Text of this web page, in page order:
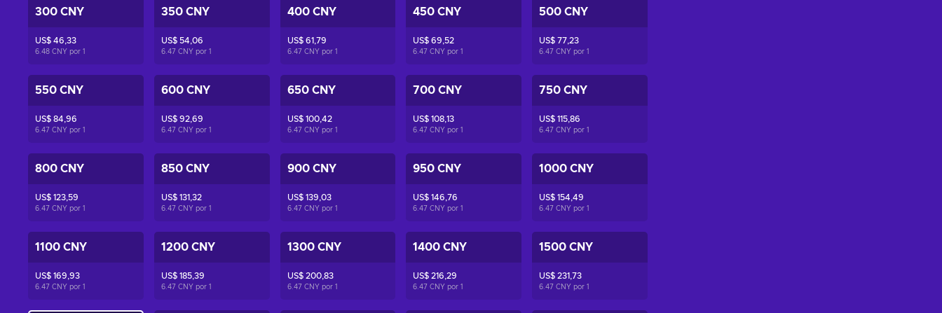
300 CNY
US$ 46,33
6.48 CNY por 1
350 CNY
US$ 54,06
6.47 CNY por 1
400 CNY
US$ 61,79
6.47 CNY por 1
450 CNY
US$ 69,52
6.47 CNY por1
500 CNY
US$ 77,23
6.47 CNY por1
550 CNY
US$ 84,96
6.47 CNY por 1
600 CNY
US$ 92,69
6.47 CNY por 1
650 CNY
US$ 100,42
6.47 CNY por 1
700 CNY
US$ 108,13
6.47 CNY por1
750 CNY
US$ 115,86
6.47 CNY por1
800 CNY
US$ 123,59
6.47 CNY por 1
850 CNY
US$ 131,32
6.47 CNY por 1
900 CNY
US$ 139,03
6.47 CNY por 1
950 CNY
US$ 146,76
6.47 CNY por1
1000 CNY
US$ 154,49
6.47 CNY por1
1100 CNY
US$ 169,93
6.47 CNY por 1
1200 CNY
US$ 185,39
6.47 CNY por 1
1300 CNY
US$ 200,83
6.47 CNY por 1
1400 CNY
US$ 216,29
6.47 CNY por1
1500 CNY
US$ 231,73
6.47 CNY por1